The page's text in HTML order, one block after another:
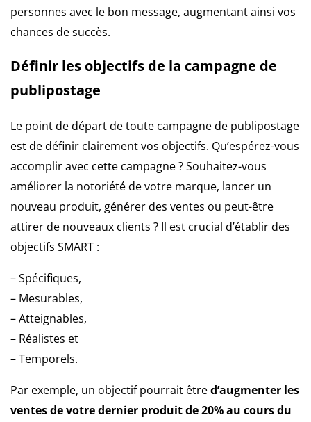
personnes avec le bon message, augmentant ainsi vos
chances de succès.
Définir les objectifs de la campagne de
publipostage
Le point de départ de toute campagne de publipostage
est de définir clairement vos objectifs. Qu’espérez-vous
accomplir avec cette campagne ? Souhaitez-vous
améliorer la notoriété de votre marque, lancer un
nouveau produit, générer des ventes ou peut-être
attirer de nouveaux clients ? Il est crucial d’établir des
objectifs SMART :
– Spécifiques,
– Mesurables,
– Atteignables,
– Réalistes et
– Temporels.
Par exemple, un objectif pourrait êtred’augmenter les
ventes de votre dernier produit de 20% au cours du